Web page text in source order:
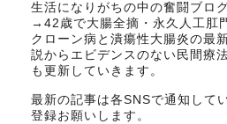
生活になりがちの中の奮闘ブログ
→42歳で大腸全摘・永久人工肛
クローン病と潰瘍性大腸炎の最
説からエビデンスのない民間療
も更新していきます。
最新の記事は各SNSで通知して
登録お願いします。